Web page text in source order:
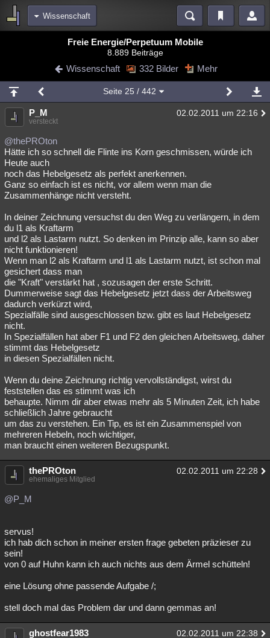
Wissenschaft
Blogs Videos
Chat Wiki Neuigkeiten
meine Rubriken
Menschen Mystery Kriminalfälle
Spiritualität
Natur Umfragen
weitere Rubriken
Philosophie Träume Orte
Astronomie Helpdesk Gruppen Gaming Filme
Musik Clash Allmystery
Übersichten
Besucht Teilgenommen Alle Neue Geschlossen
Lesenswert Schlüsselwörter
Freie Energie/Perpetuum Mobile
8.889 Beiträge
Wissenschaft 332 Bilder Mehr
Seite 25 / 442
P_M 02.02.2011 um 22:16
versteckt
@thePROton
Hätte ich so schnell die Flinte ins Korn geschmissen, würde ich
Heute auch
noch das Hebelgesetz als perfekt anerkennen.
Ganz so einfach ist es nicht, vor allem wenn man die
Zusammenhänge nicht versteht.
In deiner Zeichnung versuchst du den Weg zu verlängern, in dem
du l1 als Kraftarm
und l2 als Lastarm nutzt. So denken im Prinzip alle, kann so aber
nicht funktionieren!
Wenn man l2 als Kraftarm und l1 als Lastarm nutzt, ist schon mal
gesichert dass man
die "Kraft" verstärkt hat , sozusagen der erste Schritt.
Dummerweise sagt das Hebelgesetz jetzt dass der Arbeitsweg
dadurch verkürzt wird,
Spezialfälle sind ausgeschlossen bzw. gibt es laut Hebelgesetz
nicht.
In Spezialfällen hat aber F1 und F2 den gleichen Arbeitsweg, daher
stimmt das Hebelgesetz
in diesen Spezialfällen nicht.
Wenn du deine Zeichnung richtig vervollständigst, wirst du
feststellen das es stimmt was ich
behaupte. Nimm dir aber etwas mehr als 5 Minuten Zeit, ich habe
schließlich Jahre gebraucht
um das zu verstehen. Ein Tip, es ist ein Zusammenspiel von
mehreren Hebeln, noch wichtiger,
man braucht einen weiteren Bezugspunkt.
thePROton 02.02.2011 um 22:28
ehemaliges Mitglied
@P_M
servus!
ich hab dich schon in meiner ersten frage gebeten präzieser zu
sein!
von 0 auf Huhn kann ich auch nichts aus dem Ärmel schütteln!
eine Lösung ohne passende Aufgabe /;
stell doch mal das Problem dar und dann gemmas an!
ghostfear1983 02.02.2011 um 22:38